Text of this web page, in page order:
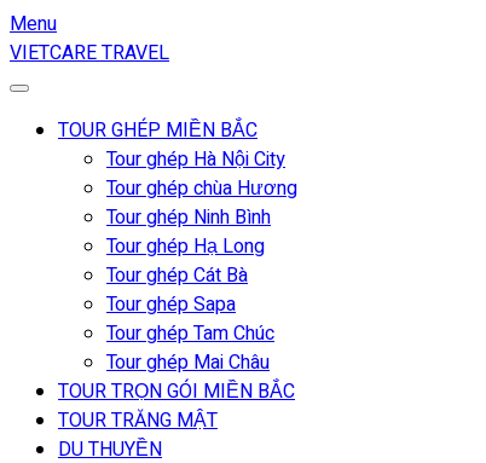
Menu
VIETCARE TRAVEL
TOUR GHÉP MIỀN BẮC
Tour ghép Hà Nội City
Tour ghép chùa Hương
Tour ghép Ninh Bình
Tour ghép Hạ Long
Tour ghép Cát Bà
Tour ghép Sapa
Tour ghép Tam Chúc
Tour ghép Mai Châu
TOUR TRỌN GÓI MIỀN BẮC
TOUR TRĂNG MẬT
DU THUYỀN